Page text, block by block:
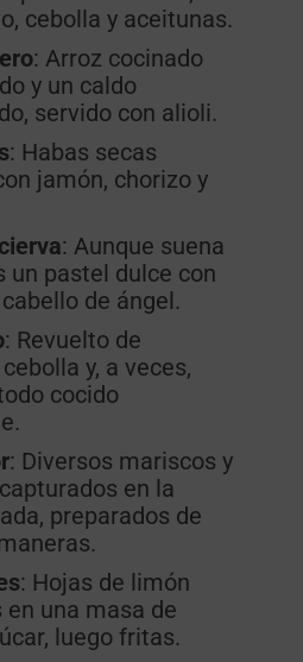
cebolla y aceitunas.
: Arroz cocinado
y un caldo
servido con alioli.
: Habas secas
jamón, chorizo y
cierva: Aunque suena
un pastel dulce con
de ángel.
: Revuelto de
y, a veces,
cocido
: Diversos mariscos y
en la
preparados de
: Hojas de limón
en una masa de
luego fritas.